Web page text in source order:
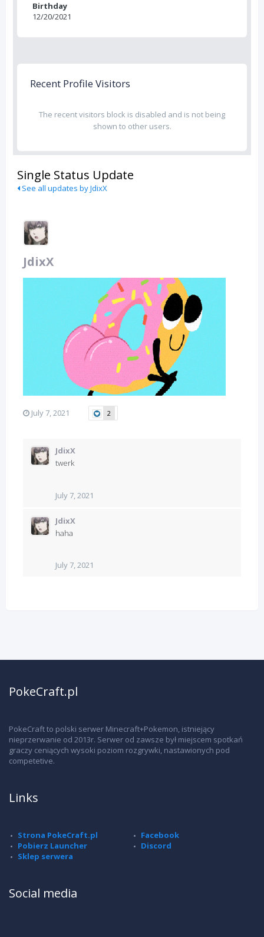
Birthday
12/20/2021
Recent Profile Visitors
The recent visitors block is disabled and is not being
shown to other users.
Single Status Update
See all updates by JdixX
JdixX
July 7, 2021 2
JdixX
twerk
July 7, 2021
JdixX
haha
July 7, 2021
PokeCraft.pl
PokeCraft to polski serwer Minecraft+Pokemon, istniejący
nieprzerwanie od 2013r. Serwer od zawsze był miejscem spotkań
graczy ceniących wysoki poziom rozgrywki, nastawionych pod
competetive.
Links
Strona PokeCraft.pl
Pobierz Launcher
Sklep serwera
Facebook
Discord
Social media